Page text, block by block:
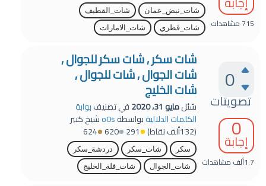
715 مشاهدات
شات_نبض_عمان
شات_القطيف
شات_قطري
شات_الامارات
0
تصويتات
0
إجابة
1.7ألف مشاهدات
شات سكر , شات سكر للجوال ,
شات الجوال , شات للجوال ,
شات الخليج
سُئلمايو 31، 2020 في تصنيفبوابة
الكلمات الدلاليةبواسطةo0sشيخ كبير
(132ألف نقاط) 291
620
624
سكر شات_سكر
دردشة_سكر
شات_الجوال
شات_فلة_الخليج